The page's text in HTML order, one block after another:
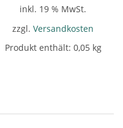
inkl. 19 % MwSt.
zzgl. Versandkosten
Produkt enthält: 0,05 kg